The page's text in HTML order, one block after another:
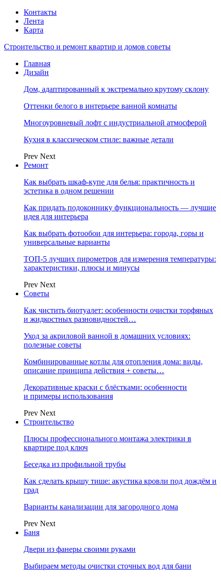
Контакты
Лента
Карта
Строительство и ремонт квартир и домов советы
Главная
Дизайн
Дом, адаптированный к экстремально крутому склону
Оттенки белого в интерьере ванной комнаты
Многоуровневый лофт с индустриальной атмосферой
Кухня в классическом стиле: важные детали
Prev Next
Ремонт
Как выбрать шкаф-купе для белья: практичность и
эстетика в одном решении
Как придать подоконнику функциональность — лучшие
идея для интерьера
Как выбрать фотообои для интерьера: города, горы и
универсальные варианты
ТОП-5 лучших пирометров для измерения температуры:
характеристики, плюсы и минусы
Prev Next
Советы
Как чистить биотуалет: особенности очистки торфяных
и жидкостных разновидностей…
Уход за акриловой ванной в домашних условиях:
полезные советы
Комбинированные котлы для отопления дома: виды,
описание принципа действия + советы…
Декоративные краски с блёстками: особенности
и примеры использования
Prev Next
Строительство
Плюсы профессионального монтажа электрики в
квартире под ключ
Беседка из профильной трубы
Как сделать крышу тише: акустика кровли под дождём и
град
Варианты канализации для загородного дома
Prev Next
Баня
Двери из фанеры своими руками
Выбираем методы очистки сточных вод для бани